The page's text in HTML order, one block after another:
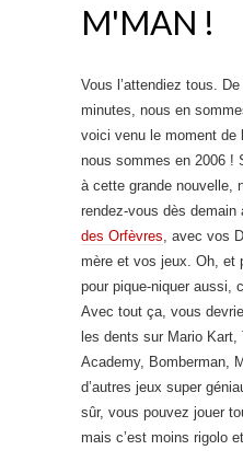
M'MAN !
Vous l’attendiez tous.
minutes, nous en
voici venu le moment de
nous sommes en 2006 !
à cette grande nouvelle,
rendez-vous dès demain
des Orfèvres , avec vos
mère et vos jeux. Oh, et
pour pique-niquer aussi,
Avec tout ça, vous
les dents sur Mario
Academy, Bomberman,
d’autres jeux super
sûr, vous pouvez jouer
mais c’est moins rigolo